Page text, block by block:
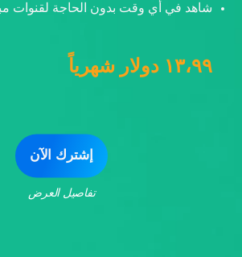
شاهد في أي وقت بدون الحاجة لقنوات
١٣،٩٩ دولار شهرياً
إشترك الآن
تفاصيل العرض